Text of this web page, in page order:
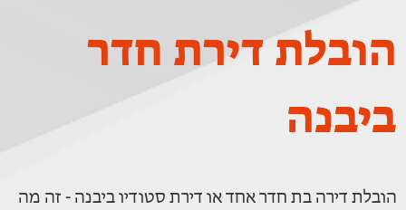
הובלת דירת חדר
ביבנה
הובלת דירה בת חדר אחד או דירת סטודיו ביבנה - זה מה